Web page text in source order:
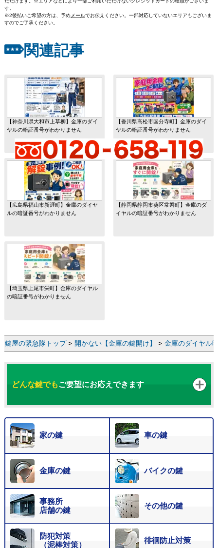
す。
※2後払いご希望の方は、予めメールでお伝えください。一部対応していないエリアもございま
すのでご了承ください。
関連記事
【神奈川県大和市上草柳】金庫のダイ
ヤルの暗証番号がわかりません
【香川県高松市国分寺町】金庫のダイ
ヤルの暗証番号がわかりません
【広島県福山市新涯町】金庫のダイヤ
ルの暗証番号がわかりません
【静岡県静岡市葵区常磐町】金庫のダ
イヤルの暗証番号がわかりません
【埼玉県上尾市栄町】金庫のダイヤル
の暗証番号がわかりません
鍵屋の緊急隊トップ> 開かない【金庫の鍵開け】 > 金庫のダイヤル
どんな鍵でもご要望にお応えできます
家の鍵 車の鍵
金庫の鍵 バイクの鍵
事務所
店舗の鍵
その他の鍵
防犯対策
（泥棒対策）
徘徊防止対策